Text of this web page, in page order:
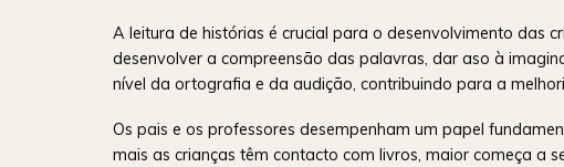
A leitura de histórias é crucial para o desenvolvimento das
desenvolver a compreensão das palavras, dar aso à
nível da ortografia e da audição, contribuindo para a
Os pais e os professores desempenham um papel
mais as crianças têm contacto com livros, maior começa a